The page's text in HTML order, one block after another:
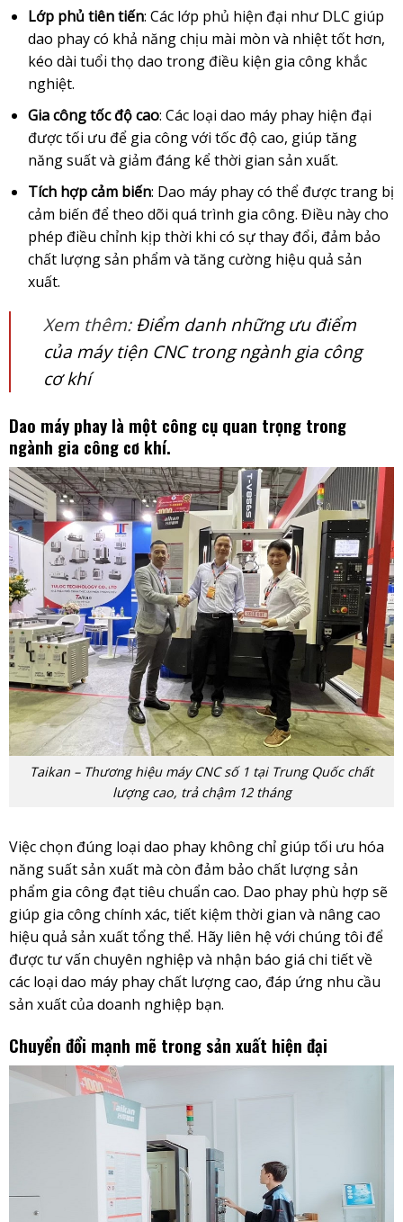
Lớp phủ tiên tiến: Các lớp phủ hiện đại như DLC giúp
dao phay có khả năng chịu mài mòn và nhiệt tốt hơn,
kéo dài tuổi thọ dao trong điều kiện gia công khắc
nghiệt.
Gia công tốc độ cao: Các loại dao máy phay hiện đại
được tối ưu để gia công với tốc độ cao, giúp tăng
năng suất và giảm đáng kể thời gian sản xuất.
Tích hợp cảm biến: Dao máy phay có thể được trang bị
cảm biến để theo dõi quá trình gia công. Điều này cho
phép điều chỉnh kịp thời khi có sự thay đổi, đảm bảo
chất lượng sản phẩm và tăng cường hiệu quả sản
xuất.
Xem thêm: Điểm danh những ưu điểm
của máy tiện CNC trong ngành gia công
cơ khí
Dao máy phay là một công cụ quan trọng trong
ngành gia công cơ khí.
Taikan – Thương hiệu máy CNC số 1 tại Trung Quốc chất
lượng cao, trả chậm 12 tháng
Việc chọn đúng loại dao phay không chỉ giúp tối ưu hóa
năng suất sản xuất mà còn đảm bảo chất lượng sản
phẩm gia công đạt tiêu chuẩn cao. Dao phay phù hợp sẽ
giúp gia công chính xác, tiết kiệm thời gian và nâng cao
hiệu quả sản xuất tổng thể. Hãy liên hệ với chúng tôi để
được tư vấn chuyên nghiệp và nhận báo giá chi tiết về
các loại dao máy phay chất lượng cao, đáp ứng nhu cầu
sản xuất của doanh nghiệp bạn.
Chuyển đổi mạnh mẽ trong sản xuất hiện đại